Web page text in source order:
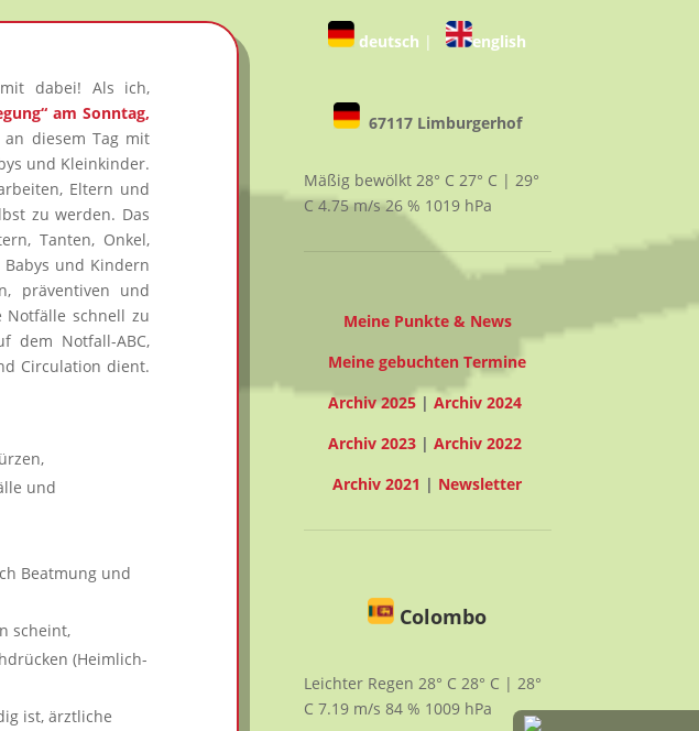
dabei! Als ich,
am Sonntag,
diesem Tag mit
und Kleinkinder.
Eltern und
zu werden. Das
Tanten, Onkel,
und Kindern
präventiven und
Notfälle schnell zu
dem Notfall-ABC,
Circulation dient.
und
Beatmung und
scheint,
(Heimlich-
ist, ärztliche
deutsch | english
67117 Limburgerhof
Mäßig bewölkt 28° C 27° C | 29°
C 4.75m/s 26% 1019 hPa
Meine Punkte & News
Meine gebuchten Termine
Archiv 2025 |Archiv 2024
Archiv 2023 |Archiv 2022
Archiv 2021 | Newsletter
Colombo
Leichter Regen 28° C 28° C | 28°
C 7.19 m/s 84% 1009 hPa